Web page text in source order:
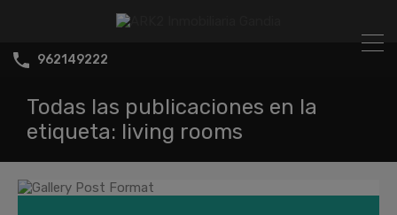
962149222
Todas las publicaciones en la
etiqueta: living rooms